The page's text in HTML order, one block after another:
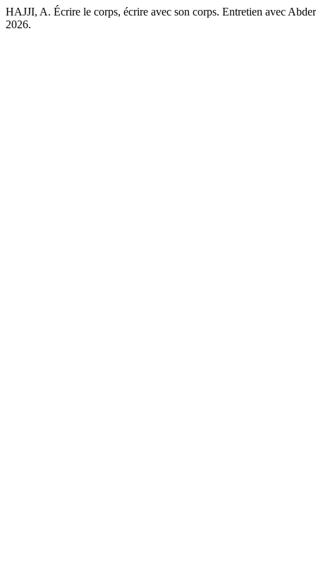
HAJJI, A. Écrire le corps, écrire avec son corps. Entretien avec
2026.